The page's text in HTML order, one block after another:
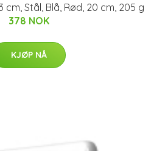
cm, Stål, Blå, Rød, 20 cm, 205 g
378 NOK
KJØP NÅ